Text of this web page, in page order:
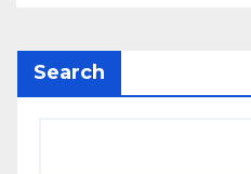
Search